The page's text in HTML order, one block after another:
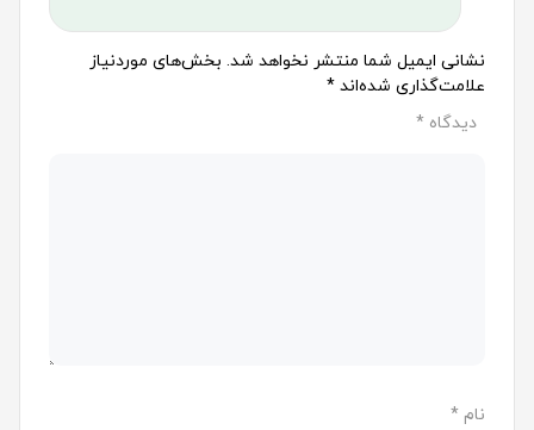
نشانی ایمیل شما منتشر نخواهد شد. بخش‌های موردنیاز
علامت‌گذاری شده‌اند *
دیدگاه *
نام *